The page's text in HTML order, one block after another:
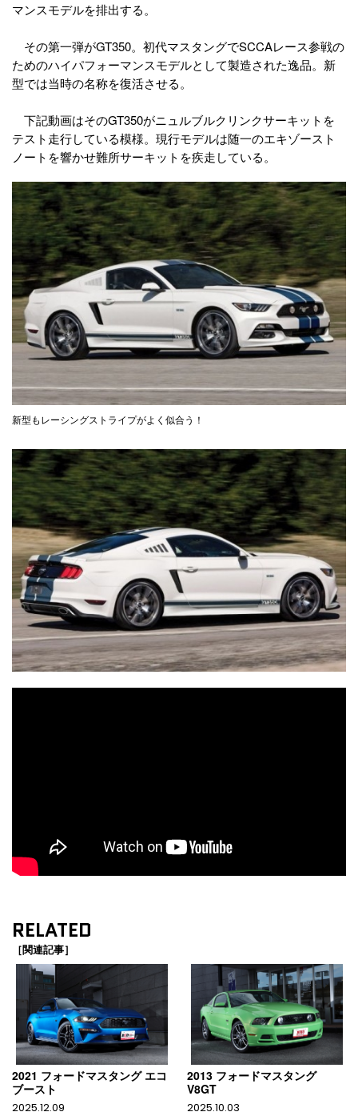
マンスモデルを排出する。
その第一弾がGT350。初代マスタングでSCCAレース参戦の
ためのハイパフォーマンスモデルとして製造された逸品。新
型では当時の名称を復活させる。
下記動画はそのGT350がニュルブルクリンクサーキットを
テスト走行している模様。現行モデルは随一のエキゾースト
ノートを響かせ難所サーキットを疾走している。
新型もレーシングストライプがよく似合う！
RELATED
［関連記事］
2021 フォードマスタング エコ
ブースト
2025.12.09
2013 フォードマスタング
V8GT
2025.10.03